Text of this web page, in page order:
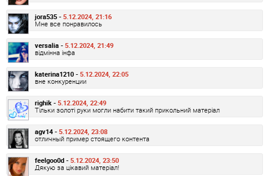
jora535 - 5.12.2024, 21:16
Мне все понравилось
versalia - 5.12.2024, 21:49
відмінна інфа
katerina1210 - 5.12.2024, 22:05
вне конкуренции
righik - 5.12.2024, 22:49
Тільки золоті руки могли набити такий прикольний матеріал
agv14 - 5.12.2024, 23:08
отличный пример стоящего контента
feelgoo0d - 5.12.2024, 23:50
Дякую за цікавий матеріал!